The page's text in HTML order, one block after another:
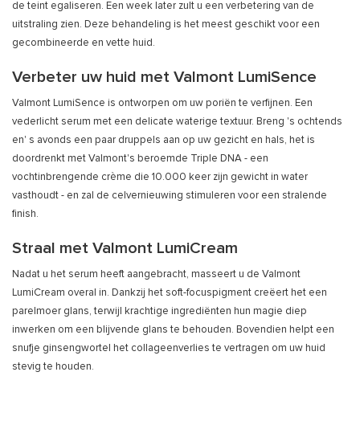
de teint egaliseren. Een week later zult u een verbetering van de
uitstraling zien. Deze behandeling is het meest geschikt voor een
gecombineerde en vette huid.
Verbeter uw huid met Valmont LumiSence
Valmont LumiSence is ontworpen om uw poriën te verfijnen. Een
vederlicht serum met een delicate waterige textuur. Breng 's ochtends
en' s avonds een paar druppels aan op uw gezicht en hals, het is
doordrenkt met Valmont's beroemde Triple DNA - een
vochtinbrengende crème die 10.000 keer zijn gewicht in water
vasthoudt - en zal de celvernieuwing stimuleren voor een stralende
finish.
Straal met Valmont LumiCream
Nadat u het serum heeft aangebracht, masseert u de Valmont
LumiCream overal in. Dankzij het soft-focuspigment creëert het een
parelmoer glans, terwijl krachtige ingrediënten hun magie diep
inwerken om een blijvende glans te behouden. Bovendien helpt een
snufje ginsengwortel het collageenverlies te vertragen om uw huid
stevig te houden.